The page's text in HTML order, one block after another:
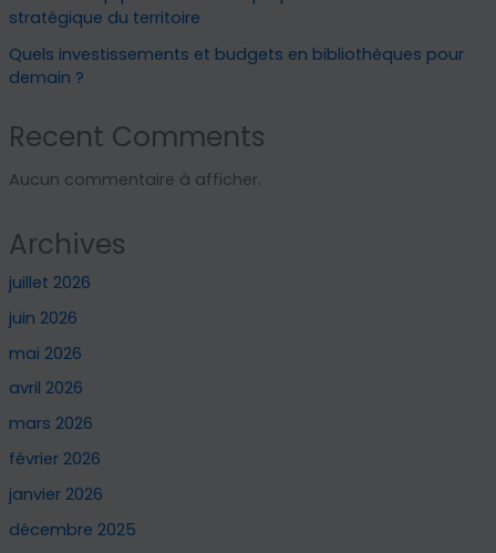
stratégique du territoire
Quels investissements et budgets en bibliothèques pour
demain ?
Recent Comments
Aucun commentaire à afficher.
Archives
juillet 2026
juin 2026
mai 2026
avril 2026
mars 2026
février 2026
janvier 2026
décembre 2025